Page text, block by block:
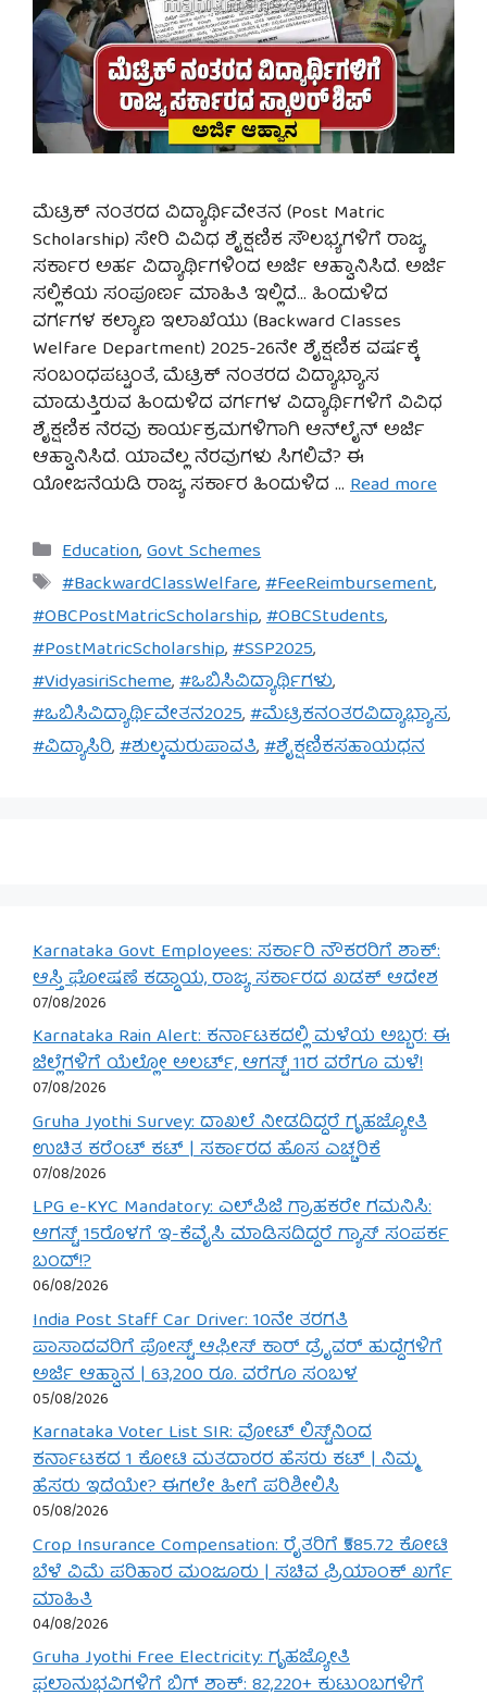
ಮೆಟ್ರಿಕ್ ನಂತರದ ವಿದ್ಯಾರ್ಥಿವೇತನ (Post Matric
Scholarship) ಸೇರಿ ವಿವಿಧ ಶೈಕ್ಷಣಿಕ ಸೌಲಭ್ಯಗಳಿಗೆ ರಾಜ್ಯ
ಸರ್ಕಾರ ಅರ್ಹ ವಿದ್ಯಾರ್ಥಿಗಳಿಂದ ಅರ್ಜಿ ಆಹ್ವಾನಿಸಿದೆ. ಅರ್ಜಿ
ಸಲ್ಲಿಕೆಯ ಸಂಪೂರ್ಣ ಮಾಹಿತಿ ಇಲ್ಲಿದೆ… ಹಿಂದುಳಿದ
ವರ್ಗಗಳ ಕಲ್ಯಾಣ ಇಲಾಖೆಯು (Backward Classes
Welfare Department) 2025-26ನೇ ಶೈಕ್ಷಣಿಕ ವರ್ಷಕ್ಕೆ
ಸಂಬಂಧಪಟ್ಟಂತೆ, ಮೆಟ್ರಿಕ್ ನಂತರದ ವಿದ್ಯಾಭ್ಯಾಸ
ಮಾಡುತ್ತಿರುವ ಹಿಂದುಳಿದ ವರ್ಗಗಳ ವಿದ್ಯಾರ್ಥಿಗಳಿಗೆ ವಿವಿಧ
ಶೈಕ್ಷಣಿಕ ನೆರವು ಕಾರ್ಯಕ್ರಮಗಳಿಗಾಗಿ ಆನ್‌ಲೈನ್ ಅರ್ಜಿ
ಆಹ್ವಾನಿಸಿದೆ. ಯಾವೆಲ್ಲ ನೆರವುಗಳು ಸಿಗಲಿವೆ? ಈ
ಯೋಜನೆಯಡಿ ರಾಜ್ಯ ಸರ್ಕಾರ ಹಿಂದುಳಿದ … Read more
Categories
Education,Govt Schemes
Tags
#BackwardClassWelfare,#FeeReimbursement,
#OBCPostMatricScholarship,#OBCStudents,
#PostMatricScholarship,#SSP2025,
#VidyasiriScheme,#ಒಬಿಸಿವಿದ್ಯಾರ್ಥಿಗಳು,
#ಒಬಿಸಿವಿದ್ಯಾರ್ಥಿವೇತನ2025,#ಮೆಟ್ರಿಕನಂತರವಿದ್ಯಾಭ್ಯಾಸ,
#ವಿದ್ಯಾಸಿರಿ,#ಶುಲ್ಕಮರುಪಾವತಿ,#ಶೈಕ್ಷಣಿಕಸಹಾಯಧನ
Karnataka Govt Employees: ಸರ್ಕಾರಿ ನೌಕರರಿಗೆ ಶಾಕ್:
ಆಸ್ತಿ ಘೋಷಣೆ ಕಡ್ಡಾಯ, ರಾಜ್ಯ ಸರ್ಕಾರದ ಖಡಕ್ ಆದೇಶ
07/08/2026
Karnataka Rain Alert: ಕರ್ನಾಟಕದಲ್ಲಿ ಮಳೆಯ ಅಬ್ಬರ: ಈ
ಜಿಲ್ಲೆಗಳಿಗೆ ಯೆಲ್ಲೋ ಅಲರ್ಟ್, ಆಗಸ್ಟ್ 11ರ ವರೆಗೂ ಮಳೆ!
07/08/2026
Gruha Jyothi Survey: ದಾಖಲೆ ನೀಡದಿದ್ದರೆ ಗೃಹಜ್ಯೋತಿ
ಉಚಿತ ಕರೆಂಟ್ ಕಟ್ | ಸರ್ಕಾರದ ಹೊಸ ಎಚ್ಚರಿಕೆ
07/08/2026
LPG e-KYC Mandatory: ಎಲ್‌ಪಿಜಿ ಗ್ರಾಹಕರೇ ಗಮನಿಸಿ:
ಆಗಸ್ಟ್ 15ರೊಳಗೆ ಇ-ಕೆವೈಸಿ ಮಾಡಿಸದಿದ್ದರೆ ಗ್ಯಾಸ್ ಸಂಪರ್ಕ
ಬಂದ್!?
06/08/2026
India Post Staff Car Driver: 10ನೇ ತರಗತಿ
ಪಾಸಾದವರಿಗೆ ಪೋಸ್ಟ್ ಆಫೀಸ್ ಕಾರ್ ಡ್ರೈವರ್ ಹುದ್ದೆಗಳಿಗೆ
ಅರ್ಜಿ ಆಹ್ವಾನ | 63,200 ರೂ. ವರೆಗೂ ಸಂಬಳ
05/08/2026
Karnataka Voter List SIR: ವೋಟ್ ಲಿಸ್ಟ್‌ನಿಂದ
ಕರ್ನಾಟಕದ 1 ಕೋಟಿ ಮತದಾರರ ಹೆಸರು ಕಟ್ | ನಿಮ್ಮ
ಹೆಸರು ಇದೆಯೇ? ಈಗಲೇ ಹೀಗೆ ಪರಿಶೀಲಿಸಿ
05/08/2026
Crop Insurance Compensation: ರೈತರಿಗೆ ₹585.72 ಕೋಟಿ
ಬೆಳೆ ವಿಮೆ ಪರಿಹಾರ ಮಂಜೂರು | ಸಚಿವ ಪ್ರಿಯಾಂಕ್ ಖರ್ಗೆ
ಮಾಹಿತಿ
04/08/2026
Gruha Jyothi Free Electricity: ಗೃಹಜ್ಯೋತಿ
ಫಲಾನುಭವಿಗಳಿಗೆ ಬಿಗ್ ಶಾಕ್: 82,220+ ಕುಟುಂಬಗಳಿಗೆ